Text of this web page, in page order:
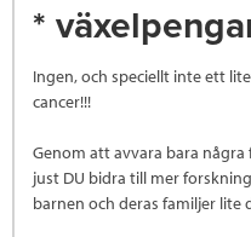
*
Ingen, och speciellt inte ett
cancer!!!
Genom att avvara bara
just DU bidra till mer
barnen och deras familjer lite